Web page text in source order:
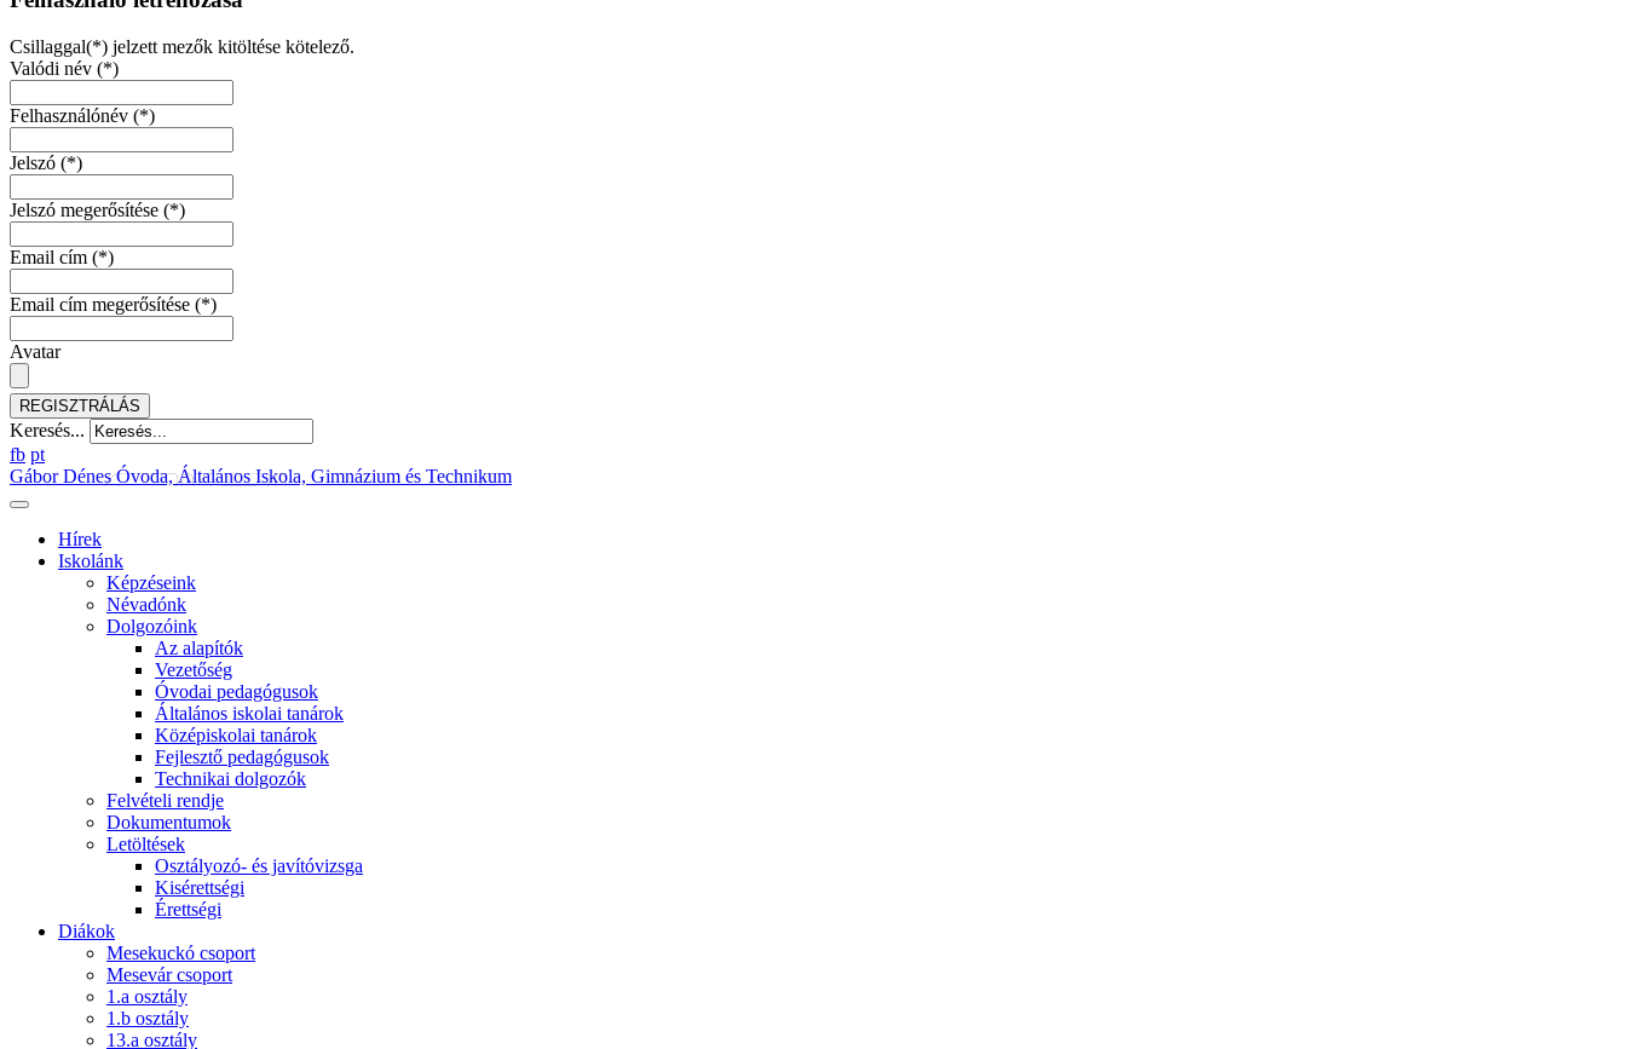
Csillaggal(*) jelzett mezők kitöltése kötelező.
Valódi név (*)
Felhasználónév (*)
Jelszó (*)
Jelszó megerősítése (*)
Email cím (*)
Email cím megerősítése (*)
Avatar
REGISZTRÁLÁS
Keresés...
fb pt
Gábor Dénes Óvoda, Általános Iskola, Gimnázium és Technikum
Hírek
Iskolánk
Képzéseink
Névadónk
Dolgozóink
Az alapítók
Vezetőség
Óvodai pedagógusok
Általános iskolai tanárok
Középiskolai tanárok
Fejlesztő pedagógusok
Technikai dolgozók
Felvételi rendje
Dokumentumok
Letöltések
Osztályozó- és javítóvizsga
Kisérettségi
Érettségi
Diákok
Mesekuckó csoport
Mesevár csoport
1.a osztály
1.b osztály
13.a osztály